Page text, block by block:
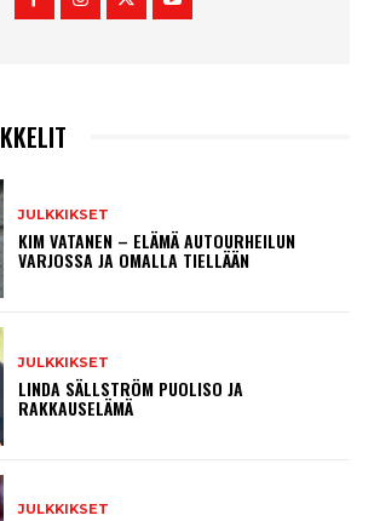
JULKKIKSET
KIM VATANEN – ELÄMÄ AUTOURHEILUN
VARJOSSA JA OMALLA TIELLÄÄN
JULKKIKSET
LINDA SÄLLSTRÖM PUOLISO JA
RAKKAUSELÄMÄ
JULKKIKSET